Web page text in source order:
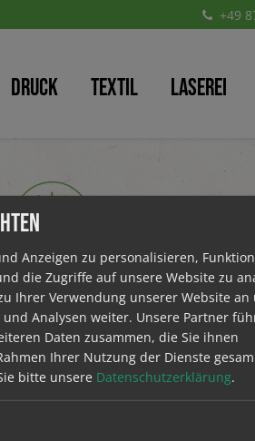
+49
Druck Textil Laserei
KREATIVITÄT
nicht lang warten, sondern
Anzeigen zu personalisieren,
die Zugriffe auf unsere Website zu
Ihrer Verwendung unserer Website an
Analysen weiter. Unsere Partner
Daten zusammen, die Sie ihnen
Ihrer Nutzung der Dienste
bitte unsere Datenschutzerklärung.